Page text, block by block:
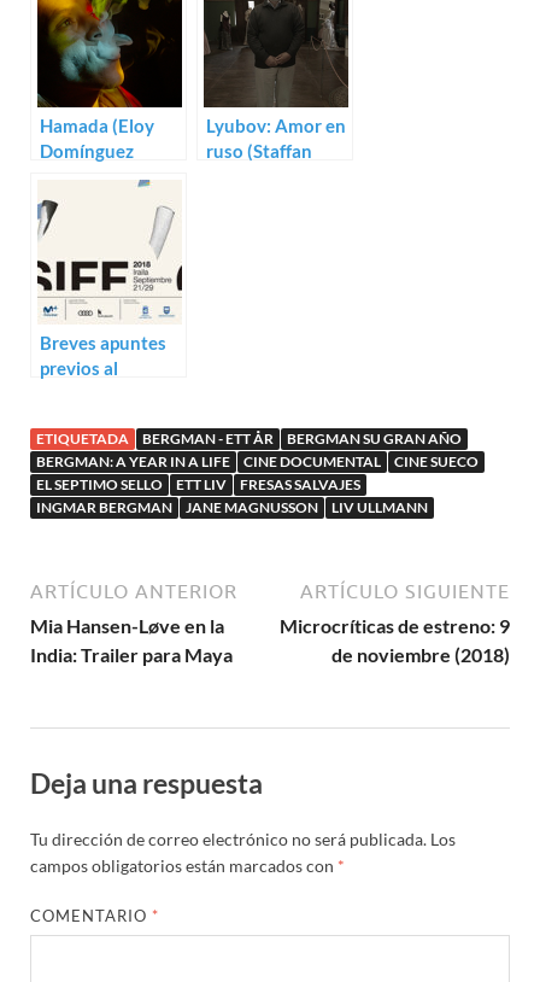
Hamada (Eloy
Domínguez
Lyubov: Amor en
ruso (Staffan
Breves apuntes
previos al
ETIQUETADA BERGMAN - ETT ÅR
BERGMAN SU GRAN AÑO
BERGMAN: A YEAR IN A LIFE
CINE DOCUMENTAL
CINE SUECO
EL SEPTIMO SELLO
ETT LIV
FRESAS SALVAJES
INGMAR BERGMAN
JANE MAGNUSSON LIV ULLMANN
ARTÍCULO ANTERIOR
Mia Hansen-Løve en la
India: Trailer para Maya
ARTÍCULO SIGUIENTE
Microcríticas de estreno: 9
de noviembre (2018)
Deja una respuesta
Tu dirección de correo electrónico no será publicada. Los
campos obligatorios están marcados con *
COMENTARIO *